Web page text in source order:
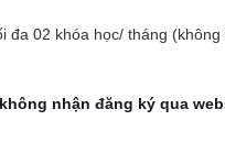
đa 02 khóa học/ tháng (không
không nhận đăng ký qua